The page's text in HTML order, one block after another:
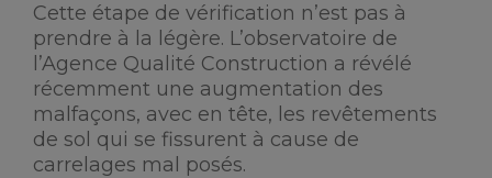
Cette étape de vérification n’est pas à
prendre à la légère. L’observatoire de
l’Agence Qualité Construction a révélé
récemment une augmentation des
malfaçons, avec en tête, les revêtements
de sol qui se fissurent à cause de
carrelages mal posés.